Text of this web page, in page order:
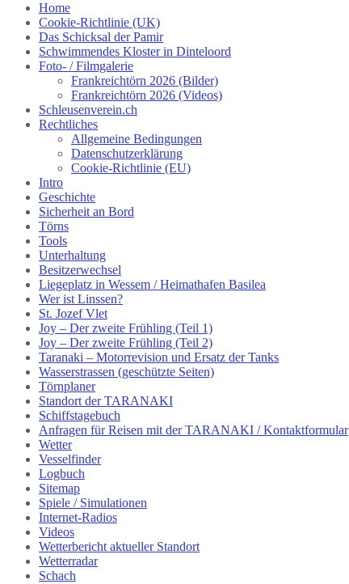
Home
Cookie-Richtlinie (UK)
Das Schicksal der Pamir
Schwimmendes Kloster in Dinteloord
Foto- / Filmgalerie
Frankreichtörn 2026 (Bilder)
Frankreichtörn 2026 (Videos)
Schleusenverein.ch
Rechtliches
Allgemeine Bedingungen
Datenschutzerklärung
Cookie-Richtlinie (EU)
Intro
Geschichte
Sicherheit an Bord
Törns
Tools
Unterhaltung
Besitzerwechsel
Liegeplatz in Wessem / Heimathafen Basilea
Wer ist Linssen?
St. Jozef Vlet
Joy – Der zweite Frühling (Teil 1)
Joy – Der zweite Frühling (Teil 2)
Taranaki – Motorrevision und Ersatz der Tanks
Wasserstrassen (geschützte Seiten)
Törnplaner
Standort der TARANAKI
Schiffstagebuch
Anfragen für Reisen mit der TARANAKI / Kontaktformular
Wetter
Vesselfinder
Logbuch
Sitemap
Spiele / Simulationen
Internet-Radios
Videos
Wetterbericht aktueller Standort
Wetterradar
Schach